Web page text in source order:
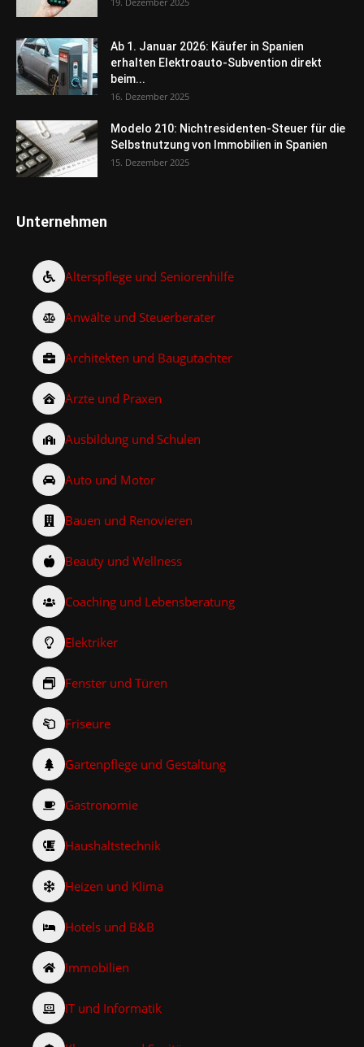
Ab 1. Januar 2026: Käufer in Spanien
erhalten Elektroauto-Subvention direkt
beim...
16. Dezember 2025
Modelo 210: Nichtresidenten-Steuer für die
Selbstnutzung von Immobilien in Spanien
15. Dezember 2025
Unternehmen
Alterspflege und Seniorenhilfe
Anwälte und Steuerberater
Architekten und Baugutachter
Ärzte und Praxen
Ausbildung und Schulen
Auto und Motor
Bauen und Renovieren
Beauty und Wellness
Coaching und Lebensberatung
Elektriker
Fenster und Türen
Friseure
Gartenpflege und Gestaltung
Gastronomie
Haushaltstechnik
Heizen und Klima
Hotels und B&B
Immobilien
IT und Informatik